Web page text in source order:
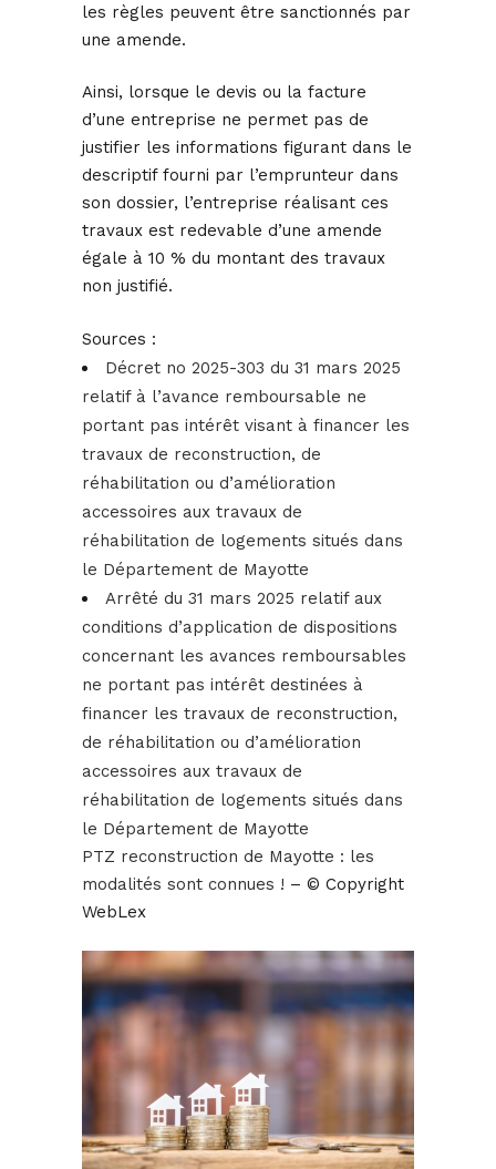
les règles peuvent être sanctionnés par
une amende.
Ainsi, lorsque le devis ou la facture
d’une entreprise ne permet pas de
justifier les informations figurant dans le
descriptif fourni par l’emprunteur dans
son dossier, l’entreprise réalisant ces
travaux est redevable d’une amende
égale à 10 % du montant des travaux
non justifié.
Sources :
Décret no 2025-303 du 31 mars 2025
relatif à l’avance remboursable ne
portant pas intérêt visant à financer les
travaux de reconstruction, de
réhabilitation ou d’amélioration
accessoires aux travaux de
réhabilitation de logements situés dans
le Département de Mayotte
Arrêté du 31 mars 2025 relatif aux
conditions d’application de dispositions
concernant les avances remboursables
ne portant pas intérêt destinées à
financer les travaux de reconstruction,
de réhabilitation ou d’amélioration
accessoires aux travaux de
réhabilitation de logements situés dans
le Département de Mayotte
PTZ reconstruction de Mayotte : les
modalités sont connues ! – © Copyright
WebLex